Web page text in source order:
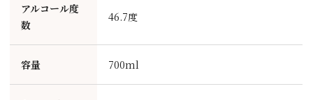
アルコール度
数
46.7度
容量 700ml